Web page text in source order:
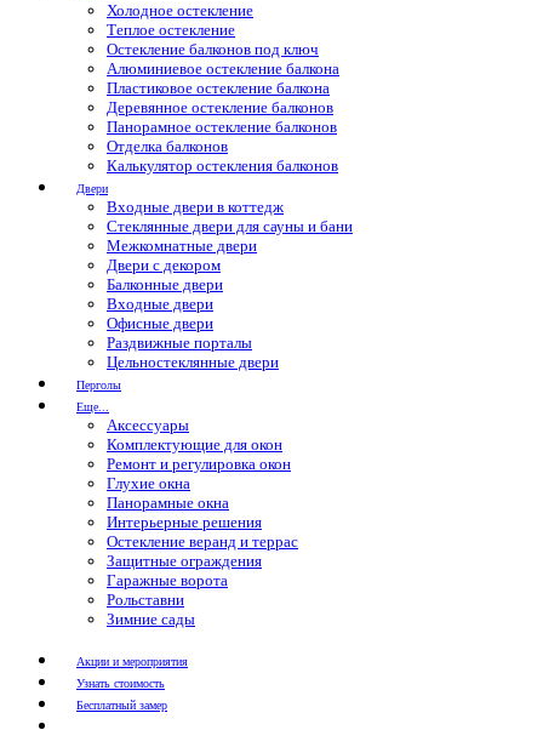
Холодное остекление
Теплое остекление
Остекление балконов под ключ
Алюминиевое остекление балкона
Пластиковое остекление балкона
Деревянное остекление балконов
Панорамное остекление балконов
Отделка балконов
Калькулятор остекления балконов
Двери
Входные двери в коттедж
Стеклянные двери для сауны и бани
Межкомнатные двери
Двери с декором
Балконные двери
Входные двери
Офисные двери
Раздвижные порталы
Цельностеклянные двери
Перголы
Еще...
Аксессуары
Комплектующие для окон
Ремонт и регулировка окон
Глухие окна
Панорамные окна
Интерьерные решения
Остекление веранд и террас
Защитные ограждения
Гаражные ворота
Рольставни
Зимние сады
Акции и мероприятия
Узнать стоимость
Бесплатный замер